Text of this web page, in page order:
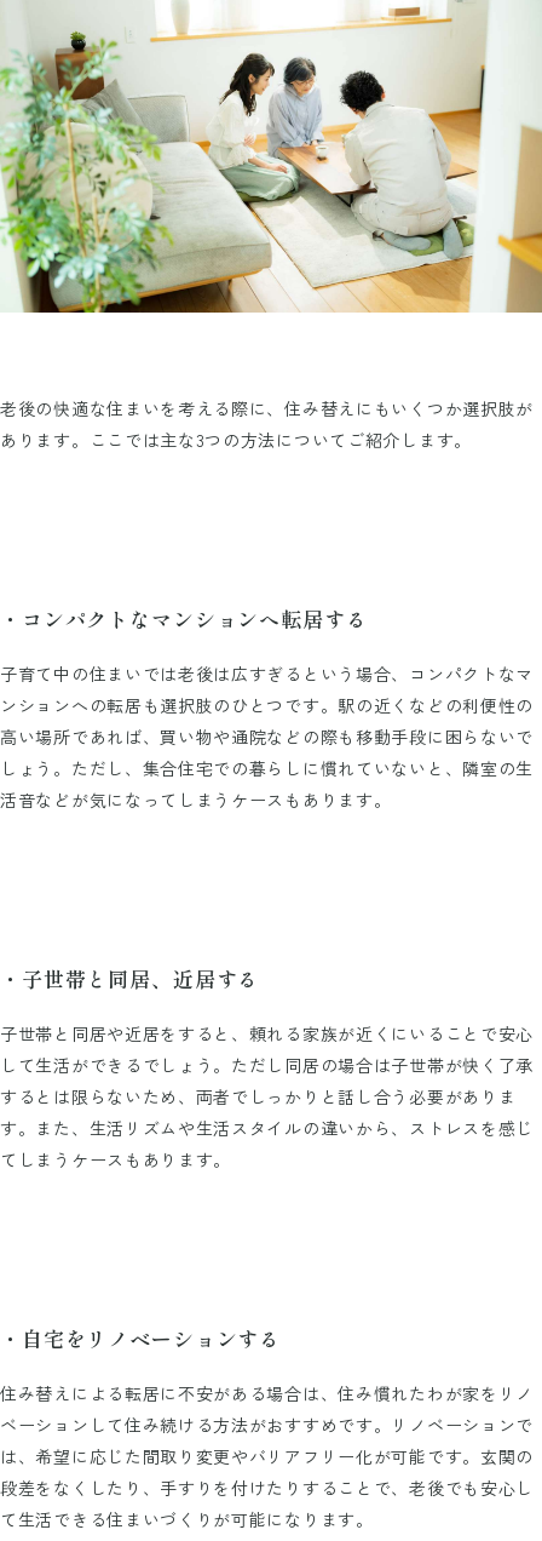
老後の快適な住まいを考える際に、住み替えにもいくつか選択肢が
あります。ここでは主な3つの方法についてご紹介します。
・コンパクトなマンションへ転居する
子育て中の住まいでは老後は広すぎるという場合、コンパクトなマ
ンションへの転居も選択肢のひとつです。駅の近くなどの利便性の
高い場所であれば、買い物や通院などの際も移動手段に困らないで
しょう。ただし、集合住宅での暮らしに慣れていないと、隣室の生
活音などが気になってしまうケースもあります。
・子世帯と同居、近居する
子世帯と同居や近居をすると、頼れる家族が近くにいることで安心
して生活ができるでしょう。ただし同居の場合は子世帯が快く了承
するとは限らないため、両者でしっかりと話し合う必要がありま
す。また、生活リズムや生活スタイルの違いから、ストレスを感じ
てしまうケースもあります。
・自宅をリノベーションする
住み替えによる転居に不安がある場合は、住み慣れたわが家をリノ
ベーションして住み続ける方法がおすすめです。リノベーションで
は、希望に応じた間取り変更やバリアフリー化が可能です。玄関の
段差をなくしたり、手すりを付けたりすることで、老後でも安心し
て生活できる住まいづくりが可能になります。